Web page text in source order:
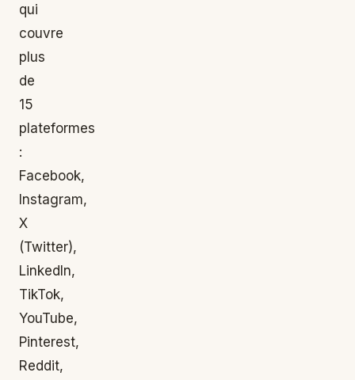
qui
couvre
plus
de
15
plateformes
:
Facebook,
Instagram,
X
(Twitter),
LinkedIn,
TikTok,
YouTube,
Pinterest,
Reddit,